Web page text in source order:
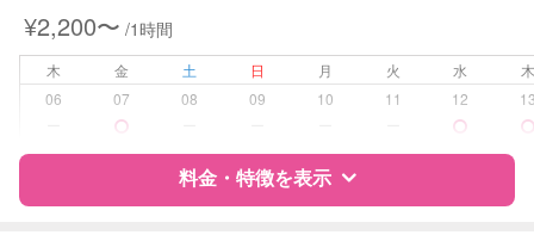
夜間対応
お泊まり保育
障がい児対応 対応可否は個別に相談
¥2,200〜 /1時間
木 金 土 日 月 火 水
06
07 08 09 10 11 12
料金・特徴を表示